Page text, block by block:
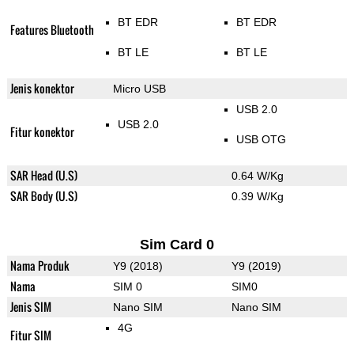
Features Bluetooth BT EDR
BT LE
BT EDR
BT LE
Jenis konektor Micro USB
Fitur konektor USB 2.0
USB 2.0
USB OTG
SAR Head (U.S) 0.64 W/Kg
SAR Body (U.S) 0.39 W/Kg
Sim Card 0
Nama Produk Y9 (2018) Y9 (2019)
Nama SIM 0 SIM0
Jenis SIM Nano SIM Nano SIM
Fitur SIM 4G